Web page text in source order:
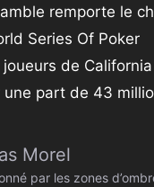
remporte le
Series Of Poker
joueurs de
une part de 43
Morel
par les zones